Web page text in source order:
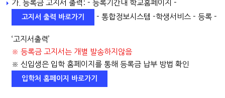
가. 등록금 고지서 출력: - 등록기간내 학교홈페이지 -
고지서 출력 바로가기 - 통합정보시스템 -학생서비스 - 등록 -
‘고지서출력’
※ 등록금 고지서는 개별 발송하지않음
※ 신입생은 입학 홈페이지를 통해 등록금 납부 방법 확인
입학처 홈페이지 바로가기